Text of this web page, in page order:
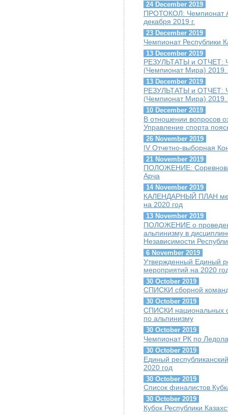
24 December 2019
ПРОТОКОЛ: Чемпионат
декабря 2019 г.
23 December 2019
Чемпионат Республики
13 December 2019
РЕЗУЛЬТАТЫ и ОТЧЕТ:
(Чемпионат Мира) 2019.
13 December 2019
РЕЗУЛЬТАТЫ и ОТЧЕТ:
(Чемпионат Мира) 2019.
10 December 2019
В отношении вопросов
Управление спорта
26 November 2019
IV Отчетно-выборная
21 November 2019
ПОЛОЖЕНИЕ:
Арча
14 November 2019
КАЛЕНДАРНЫЙ ПЛАН
на 2020 год
13 November 2019
ПОЛОЖЕНИЕ о
альпинизму в
Независимости
6 November 2019
Утвержденный Единый
мероприятий на 2020
30 October 2019
СПИСКИ сборной
30 October 2019
СПИСКИ национальных
по альпинизму
30 October 2019
Чемпионат РК по
30 October 2019
Единый
2020 год
30 October 2019
Список финалистов
30 October 2019
Кубок Республики